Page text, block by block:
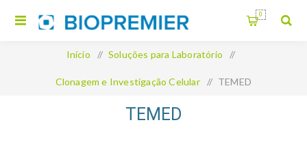
0
Início / Soluções para Laboratório /
Clonagem e Investigação Celular / TEMED
TEMED